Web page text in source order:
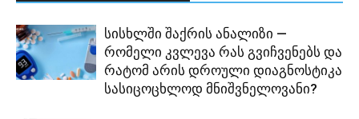
სისხლში შაქრის ანალიზი —
რომელი კვლევა რას გვიჩვენებს და
რატომ არის დროული დიაგნოსტიკა
სასიცოცხლოდ მნიშვნელოვანი?